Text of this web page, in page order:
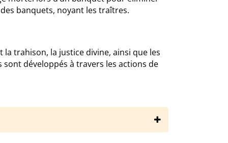
des banquets, noyant les traîtres.
trahison, la justice divine, ainsi que les
sont développés à travers les actions de